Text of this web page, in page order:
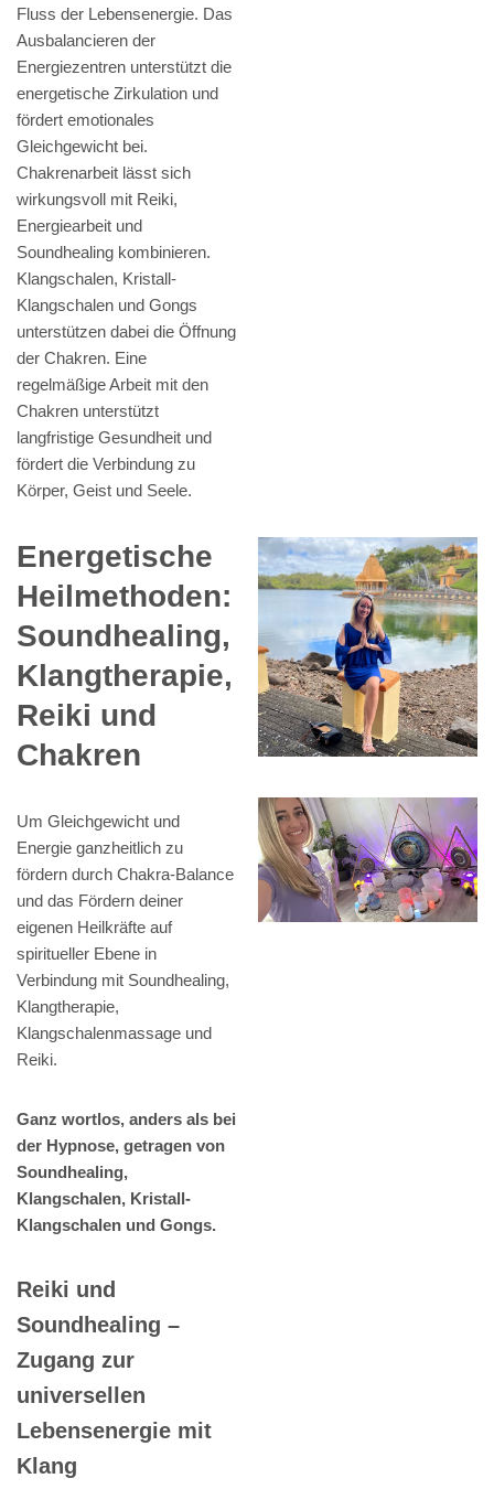
Fluss der Lebensenergie. Das
Ausbalancieren der
Energiezentren unterstützt die
energetische Zirkulation und
fördert emotionales
Gleichgewicht bei.
Chakrenarbeit lässt sich
wirkungsvoll mit Reiki,
Energiearbeit und
Soundhealing kombinieren.
Klangschalen, Kristall-
Klangschalen und Gongs
unterstützen dabei die Öffnung
der Chakren. Eine
regelmäßige Arbeit mit den
Chakren unterstützt
langfristige Gesundheit und
fördert die Verbindung zu
Körper, Geist und Seele.
Energetische
Heilmethoden:
Soundhealing,
Klangtherapie,
Reiki und
Chakren
Um Gleichgewicht und
Energie ganzheitlich zu
fördern durch Chakra-Balance
und das Fördern deiner
eigenen Heilkräfte auf
spiritueller Ebene in
Verbindung mit Soundhealing,
Klangtherapie,
Klangschalenmassage und
Reiki.
Ganz wortlos, anders als bei
der Hypnose, getragen von
Soundhealing,
Klangschalen, Kristall-
Klangschalen und Gongs.
Reiki und
Soundhealing –
Zugang zur
universellen
Lebensenergie mit
Klang